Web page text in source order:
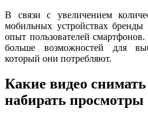
В связи с увеличением
мобильных устройствах
опыт пользователей
больше возможностей для
который они потребляют.
Какие видео
набирать просмотры